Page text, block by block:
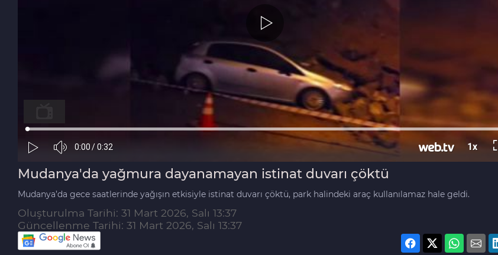
Mudanya'da yağmura dayanamayan istinat duvarı çöktü
Mudanya’da gece saatlerinde yağışın etkisiyle istinat duvarı çöktü, park halindeki araç kullanılamaz hale geldi.
Oluşturulma Tarihi: 31 Mart 2026, Salı 13:37
Güncellenme Tarihi: 31 Mart 2026, Salı 13:37